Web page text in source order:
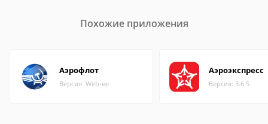
Похожие приложения
Аэрофлот
Версия: Web-ве
Аэроэкспресс
Версия: 3.6.5